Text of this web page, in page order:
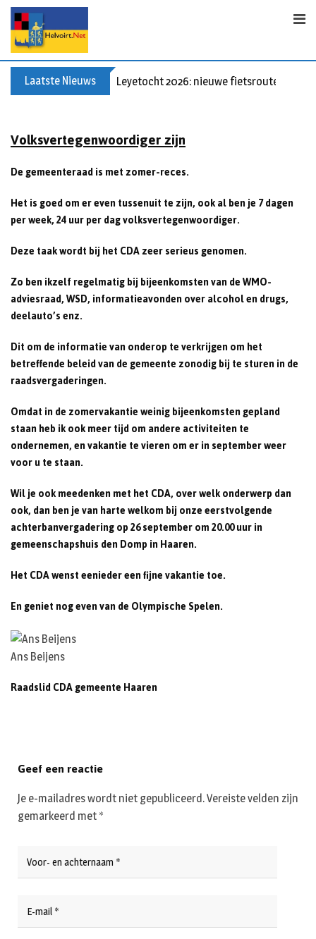
p
Laatste Nieuws Leyetocht 2026: nieuwe fietsroutes
Volksvertegenwoordiger zijn
De gemeenteraad is met zomer-reces.
Het is goed om er even tussenuit te zijn, ook al ben je 7 dagen
per week, 24 uur per dag volksvertegenwoordiger.
Deze taak wordt bij het CDA zeer serieus genomen.
Zo ben ikzelf regelmatig bij bijeenkomsten van de WMO-
adviesraad, WSD, informatieavonden over alcohol en drugs,
deelauto’s enz.
Dit om de informatie van onderop te verkrijgen om het
betreffende beleid van de gemeente zonodig bij te sturen in de
raadsvergaderingen.
Omdat in de zomervakantie weinig bijeenkomsten gepland
staan heb ik ook meer tijd om andere activiteiten te
ondernemen, en vakantie te vieren om er in september weer
voor u te staan.
Wil je ook meedenken met het CDA, over welk onderwerp dan
ook, dan ben je van harte welkom bij onze eerstvolgende
achterbanvergadering op 26 september om 20.00 uur in
gemeenschapshuis den Domp in Haaren.
Het CDA wenst eenieder een fijne vakantie toe.
En geniet nog even van de Olympische Spelen.
Ans Beijens
Raadslid CDA gemeente Haaren
Geef een reactie
Je e-mailadres wordt niet gepubliceerd.Vereiste velden zijn
gemarkeerd met *